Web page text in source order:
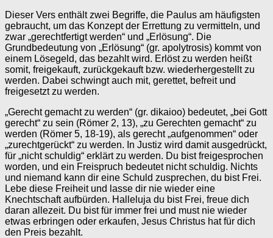
Dieser Vers enthält zwei Begriffe, die Paulus am häufigsten
gebraucht, um das Konzept der Errettung zu vermitteln, und
zwar „gerechtfertigt werden“ und „Erlösung“. Die
Grundbedeutung von „Erlösung“ (gr. apolytrosis) kommt von
einem Lösegeld, das bezahlt wird. Erlöst zu werden heißt
somit, freigekauft, zurückgekauft bzw. wiederhergestellt zu
werden. Dabei schwingt auch mit, gerettet, befreit und
freigesetzt zu werden.
„Gerecht gemacht zu werden“ (gr. dikaioo) bedeutet, „bei Gott
gerecht“ zu sein (Römer 2, 13), „zu Gerechten gemacht“ zu
werden (Römer 5, 18-19), als gerecht „aufgenommen“ oder
„zurechtgerückt“ zu werden. In Justiz wird damit ausgedrückt,
für „nicht schuldig“ erklärt zu werden. Du bist freigesprochen
worden, und ein Freispruch bedeutet nicht schuldig. Nichts
und niemand kann dir eine Schuld zusprechen, du bist Frei.
Lebe diese Freiheit und lasse dir nie wieder eine
Knechtschaft aufbürden. Halleluja du bist Frei, freue dich
daran allezeit. Du bist für immer frei und must nie wieder
etwas erbringen oder erkaufen, Jesus Christus hat für dich
den Preis bezahlt.